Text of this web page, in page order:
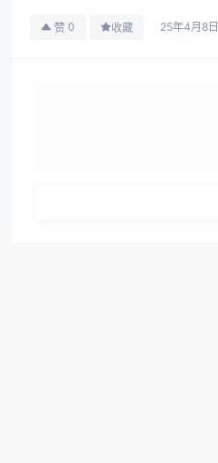
赞 0 收藏 25年4月8日